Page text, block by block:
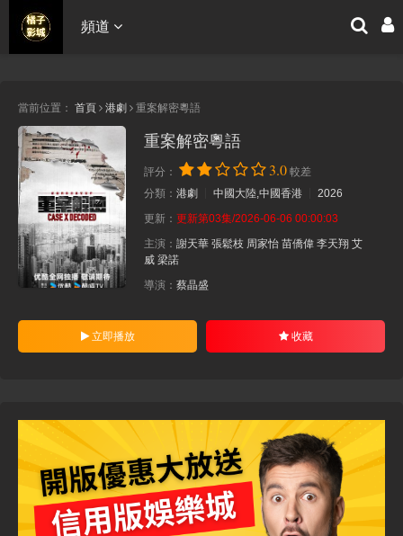
頻道
當前位置： 首頁 港劇 重案解密粵語
重案解密粵語
評分： 3.0 較差
分類： 港劇 中國大陸,中國香港
2026
更新： 更新第03集/2026-06-06 00:00:03
主演： 謝天華 張鬆枝 周家怡 苗僑偉 李天翔 艾
威 梁諾
導演： 蔡晶盛
立即播放 收藏